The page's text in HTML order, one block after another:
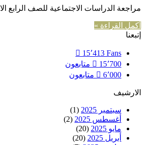
مراجعة الدراسات الاجتماعية للصف الرابع
أكمل القراءة »
إتبعنا
15٬413 Fans
15٬700
متابعون
6٬000
متابعون
الارشيف
سبتمبر 2025
(1)
أغسطس 2025
(2)
مايو 2025
(20)
أبريل 2025
(20)